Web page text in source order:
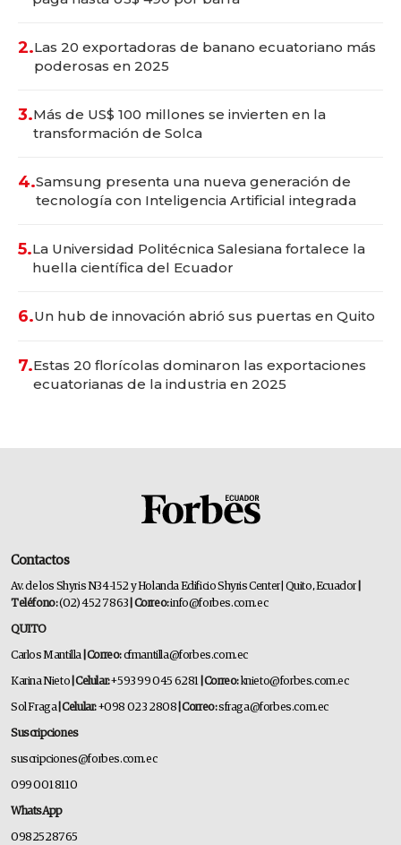
2.Las 20 exportadoras de banano ecuatoriano más
poderosas en 2025
3.Más de US$ 100 millones se invierten en la
transformación de Solca
4.Samsung presenta una nueva generación de
tecnología con Inteligencia Artificial integrada
5.La Universidad Politécnica Salesiana fortalece la
huella científica del Ecuador
6.Un hub de innovación abrió sus puertas en Quito
7.Estas 20 florícolas dominaron las exportaciones
ecuatorianas de la industria en 2025
Contactos
Av. de los Shyris N34-152 y Holanda Edificio Shyris Center | Quito, Ecuador
Teléfono:(02) 452 7863 | Correo:info@forbes.com.ec
QUITO
Carlos Mantilla | Correo:cfmantilla@forbes.com.ec
Karina Nieto | Celular:+593 99 045 6281 | Correo:knieto@forbes.com.ec
Sol Fraga| Celular:+098 023 2808 | Correo:sfraga@forbes.com.ec
Suscripciones
suscripciones@forbes.com.ec
099 001 8110
WhatsApp
0982528765